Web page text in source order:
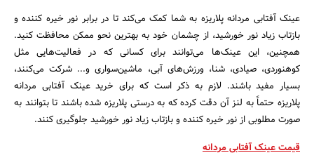
عینک آفتابی مردانه پلاریزه به شما کمک می‌کند تا در برابر نور خیره کننده و
بازتاب زیاد نور خورشید، از چشمان خود به بهترین نحو ممکن محافظت کنید.
همچنین، این عینک‌ها می‌توانند برای کسانی که در فعالیت‌هایی مثل
کوهنوردی، صیادی، شنا، ورزش‌های آبی، ماشین‌سواری و... شرکت می‌کنند،
بسیار مفید باشند. لازم به ذکر است که برای خرید عینک آفتابی مردانه
پلاریزه حتماً به لنز آن دقت کرده که به درستی پلاریزه شده باشند تا بتوانند به
صورت مطلوبی از نور خیره کننده و بازتاب زیاد نور خورشید جلوگیری کنند.
قیمت عینک آفتابی مردانه